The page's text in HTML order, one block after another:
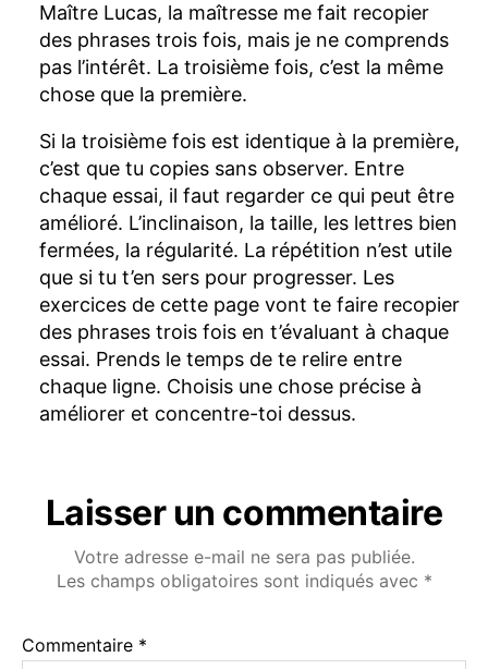
Maître Lucas, la maîtresse me fait recopier
des phrases trois fois, mais je ne comprends
pas l’intérêt. La troisième fois, c’est la même
chose que la première.
Si la troisième fois est identique à la première,
c’est que tu copies sans observer. Entre
chaque essai, il faut regarder ce qui peut être
amélioré. L’inclinaison, la taille, les lettres bien
fermées, la régularité. La répétition n’est utile
que si tu t’en sers pour progresser. Les
exercices de cette page vont te faire recopier
des phrases trois fois en t’évaluant à chaque
essai. Prends le temps de te relire entre
chaque ligne. Choisis une chose précise à
améliorer et concentre-toi dessus.
Laisser un commentaire
Votre adresse e-mail ne sera pas publiée.
Les champs obligatoires sont indiqués avec *
Commentaire *